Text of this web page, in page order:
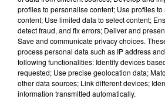
À LA UNE
profiles to personalise content; Use profiles
content; Use limited data to select content;
detect fraud, and fix errors; Deliver and
Save and communicate privacy choices.
process personal data such as IP address
following functionalities: Identify devices
requested; Use precise geolocation data;
other data sources; Link different devices;
information transmitted automatically.